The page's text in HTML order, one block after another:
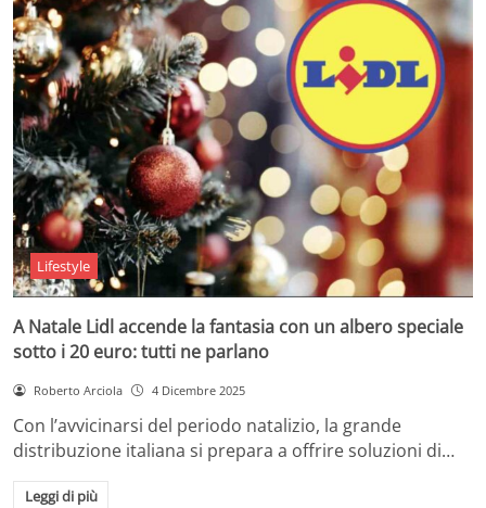
Lifestyle
A Natale Lidl accende la fantasia con un albero speciale
sotto i 20 euro: tutti ne parlano
Roberto Arciola 4 Dicembre 2025
Con l’avvicinarsi del periodo natalizio, la grande
distribuzione italiana si prepara a offrire soluzioni di…
Leggi di più